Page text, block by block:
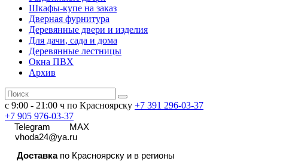
Шкафы-купе на заказ
Дверная фурнитура
Деревянные двери и изделия
Для дачи, сада и дома
Деревянные лестницы
Окна ПВХ
Архив
с 9:00 - 21:00 ч по Красноярску +7 391 296-03-37
+7 905 976-03-37
Telegram
MAX
vhoda24@ya.ru
Доставкапо Красноярску и в регионы